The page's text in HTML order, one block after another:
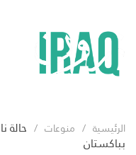
الرئيسية منوعات حالة
بباكستان